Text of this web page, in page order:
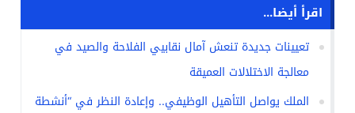
اقرأ أيضا...
تعيينات جديدة تنعش آمال نقابيي الفلاحة والصيد في
معالجة الاختلالات العميقة
الملك يواصل التأهيل الوظيفي.. وإعادة النظر في “أنشطة